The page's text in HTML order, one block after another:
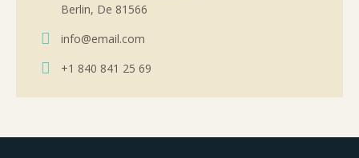
Berlin, De 81566
info@email.com
+1 840 841 25 69